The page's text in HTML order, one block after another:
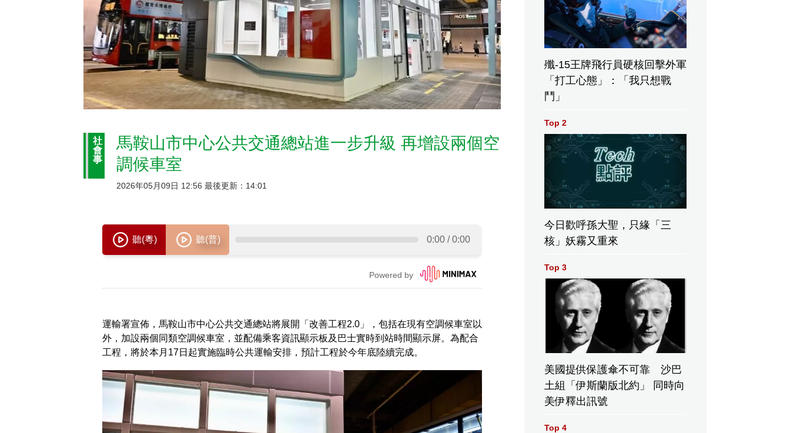
社
會
事
馬鞍山市中心公共交通總站進一步升級 再增設兩個空
調候車室
2026年05月09日 12:56 最後更新：14:01
運輸署宣佈，馬鞍山市中心公共交通總站將展開「改善工程2.0」，包括在現有空調候車室以
外，加設兩個同類空調候車室，並配備乘客資訊顯示板及巴士實時到站時間顯示屏。為配合
工程，將於本月17日起實施臨時公共運輸安排，預計工程於今年底陸續完成。
殲-15王牌飛行員硬核回擊外軍
「打工心態」：「我只想戰
鬥」
Top 2
今日歡呼孫大聖，只緣「三
核」妖霧又重來
Top 3
美國提供保護傘不可靠 沙巴
土組「伊斯蘭版北約」 同時向
美伊釋出訊號
Top 4